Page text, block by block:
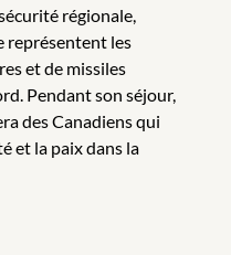
régionale,
représentent les
et de missiles
Pendant son séjour,
des Canadiens qui
et la paix dans la